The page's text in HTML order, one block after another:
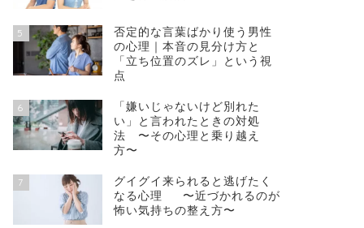
5
否定的な言葉ばかり使う男性
の心理｜本音の見分け方と
「立ち位置のズレ」という視
点
6
「嫌いじゃないけど別れた
い」と言われたときの対処
法 〜その心理と乗り越え
方〜
7
グイグイ来られると逃げたく
なる心理 〜近づかれるのが
怖い気持ちの整え方〜